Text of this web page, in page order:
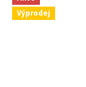
Výprodej